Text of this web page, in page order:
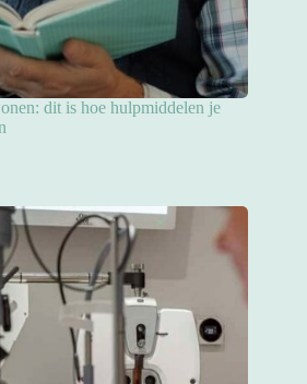
dit is hoe hulpmiddelen je